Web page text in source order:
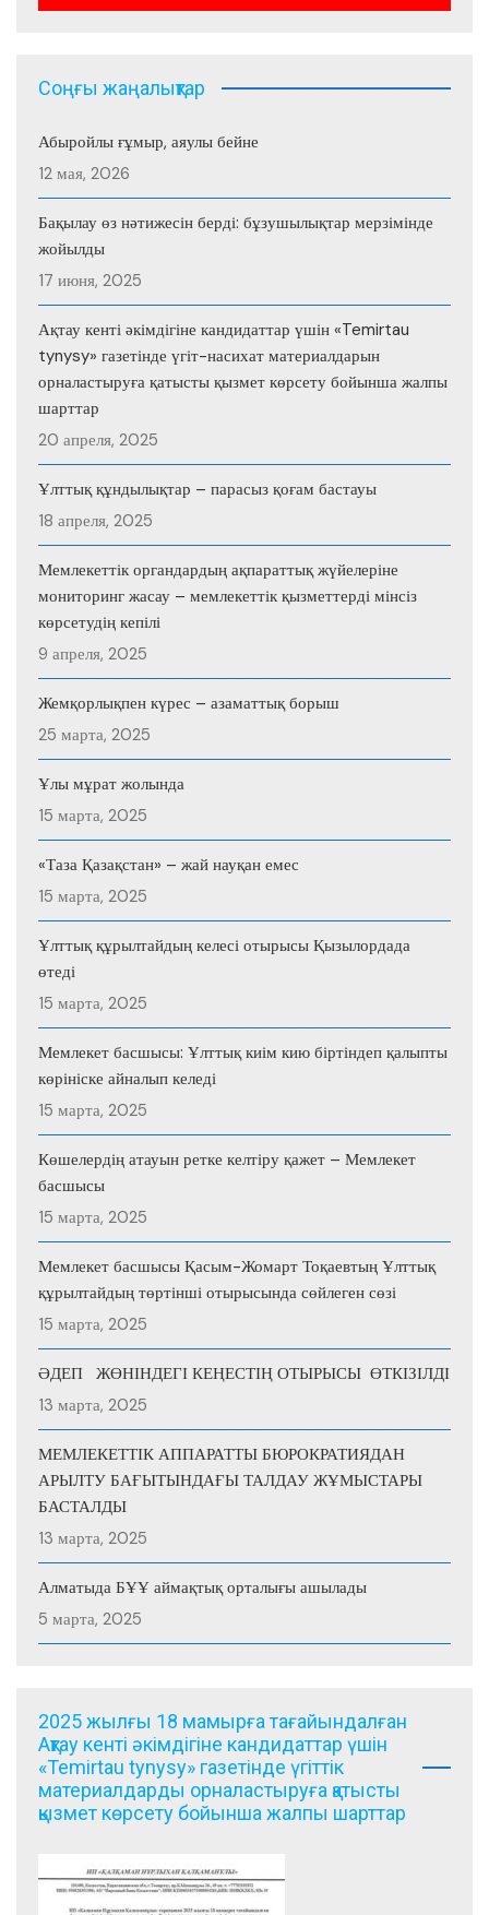
Соңғы жаңалықтар
Абыройлы ғұмыр, аяулы бейне
12 мая, 2026
Бақылау өз нәтижесін берді: бұзушылықтар мерзімінде
жойылды
17 июня, 2025
Ақтау кенті әкімдігіне кандидаттар үшін «Temirtau
tynysy» газетінде үгіт-насихат материалдарын
орналастыруға қатысты қызмет көрсету бойынша жалпы
шарттар
20 апреля, 2025
Ұлттық құндылықтар – парасыз қоғам бастауы
18 апреля, 2025
Мемлекеттік органдардың ақпараттық жүйелеріне
мониторинг жасау – мемлекеттік қызметтерді мінсіз
көрсетудің кепілі
9 апреля, 2025
Жемқорлықпен күрес – азаматтық борыш
25 марта, 2025
Ұлы мұрат жолында
15 марта, 2025
«Таза Қазақстан» – жай науқан емес
15 марта, 2025
Ұлттық құрылтайдың келесі отырысы Қызылордада
өтеді
15 марта, 2025
Мемлекет басшысы: Ұлттық киім кию біртіндеп қалыпты
көрініске айналып келеді
15 марта, 2025
Көшелердің атауын ретке келтіру қажет – Мемлекет
басшысы
15 марта, 2025
Мемлекет басшысы Қасым-Жомарт Тоқаевтың Ұлттық
құрылтайдың төртінші отырысында сөйлеген сөзі
15 марта, 2025
ӘДЕП ЖӨНІНДЕГІ КЕҢЕСТІҢ ОТЫРЫСЫ ӨТКІЗІЛДІ
13 марта, 2025
МЕМЛЕКЕТТІК АППАРАТТЫ БЮРОКРАТИЯДАН
АРЫЛТУ БАҒЫТЫНДАҒЫ ТАЛДАУ ЖҰМЫСТАРЫ
БАСТАЛДЫ
13 марта, 2025
Алматыда БҰҰ аймақтық орталығы ашылады
5 марта, 2025
2025 жылғы 18 мамырға тағайындалған
Ақтау кенті әкімдігіне кандидаттар үшін
«Temirtau tynysy» газетінде үгіттік
материалдарды орналастыруға қатысты
қызмет көрсету бойынша жалпы шарттар